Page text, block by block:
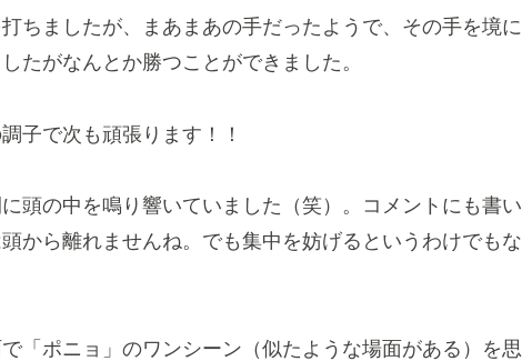
ちましたが、まあまあの手だったようで、その手を境に
たがなんとか勝つことができました。
子で次も頑張ります！！
頭の中を鳴り響いていました（笑）。コメントにも書い
から離れませんね。でも集中を妨げるというわけでもな
「ポニョ」のワンシーン（似たような場面がある）を思